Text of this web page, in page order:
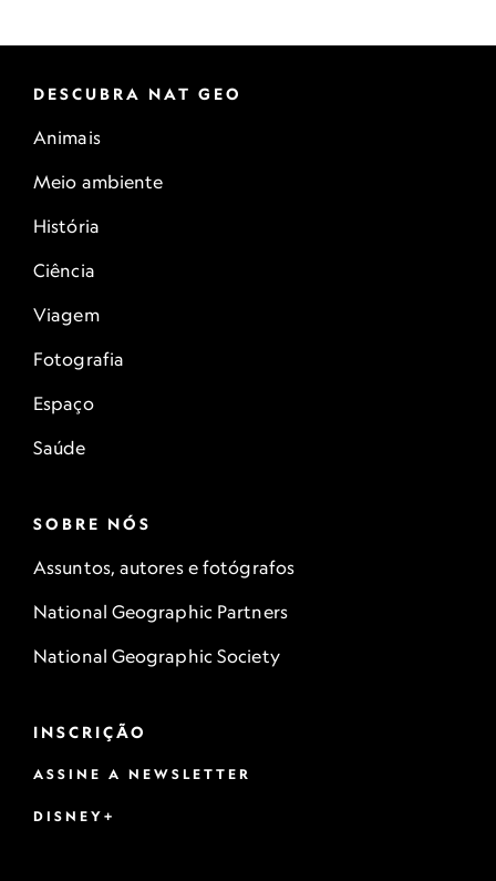
DESCUBRA NAT GEO
Animais
Meio ambiente
História
Ciência
Viagem
Fotografia
Espaço
Saúde
SOBRE NÓS
Assuntos, autores e fotógrafos
National Geographic Partners
National Geographic Society
INSCRIÇÃO
ASSINE A NEWSLETTER
DISNEY+